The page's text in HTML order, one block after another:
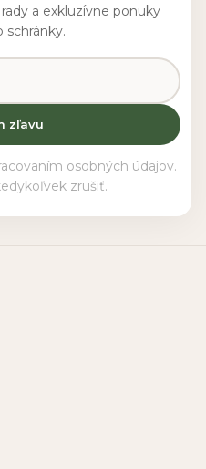
a exkluzívne ponuky
schránky.
zľavu
osobných údajov.
zrušiť.